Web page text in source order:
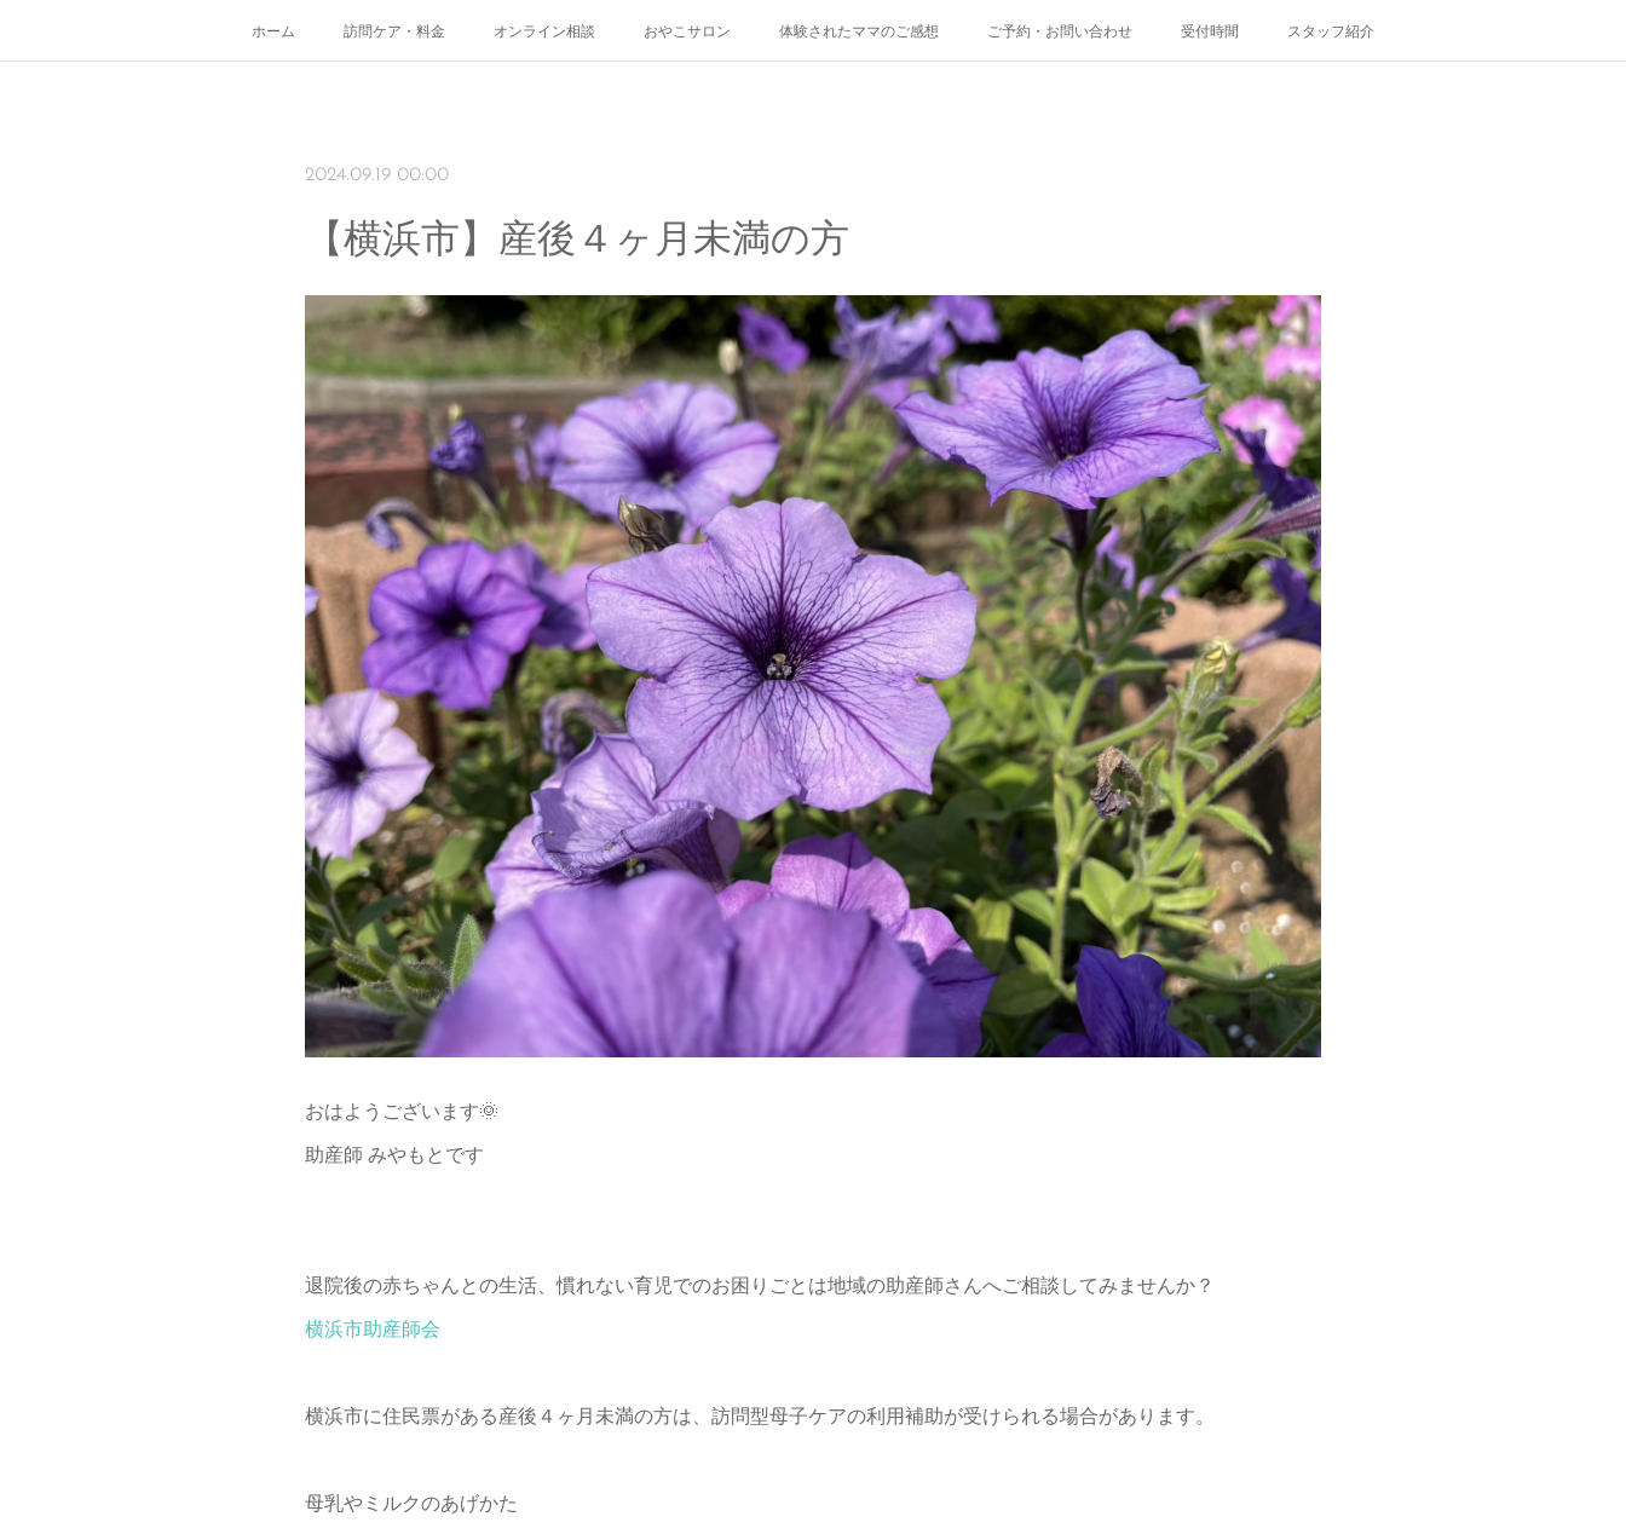
ホーム 訪問ケア・料金 オンライン相談 おやこサロン 体験されたママのご感想 ご予約・お問い合わせ 受付時間 スタッフ紹介
2024.09.19 00:00
【横浜市】産後４ヶ月未満の方
おはようございます🌞
助産師 みやもとです
退院後の赤ちゃんとの生活、慣れない育児でのお困りごとは地域の助産師さんへご相談してみませんか？
横浜市助産師会
横浜市に住民票がある産後４ヶ月未満の方は、訪問型母子ケアの利用補助が受けられる場合があります。
母乳やミルクのあげかた